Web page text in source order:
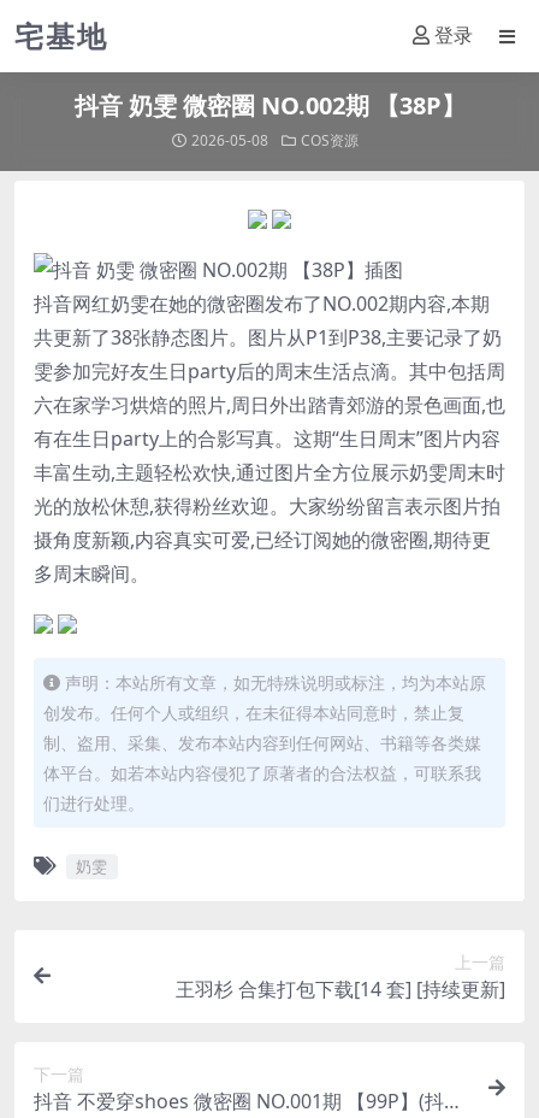
宅基地 登录
抖音 奶雯 微密圈 NO.002期 【38P】
2026-05-08 COS资源
抖音网红奶雯在她的微密圈发布了NO.002期内容,本期
共更新了38张静态图片。图片从P1到P38,主要记录了奶
雯参加完好友生日party后的周末生活点滴。其中包括周
六在家学习烘焙的照片,周日外出踏青郊游的景色画面,也
有在生日party上的合影写真。这期“生日周末”图片内容
丰富生动,主题轻松欢快,通过图片全方位展示奶雯周末时
光的放松休憩,获得粉丝欢迎。大家纷纷留言表示图片拍
摄角度新颖,内容真实可爱,已经订阅她的微密圈,期待更
多周末瞬间。
声明：本站所有文章，如无特殊说明或标注，均为本站原
创发布。任何个人或组织，在未征得本站同意时，禁止复
制、盗用、采集、发布本站内容到任何网站、书籍等各类媒
体平台。如若本站内容侵犯了原著者的合法权益，可联系我
们进行处理。
奶雯
上一篇
王羽杉 合集打包下载[14 套] [持续更新]
下一篇
抖音 不爱穿shoes 微密圈 NO.001期 【99P】(抖音